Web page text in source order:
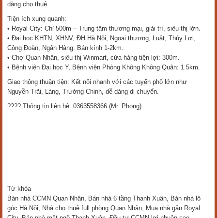
dàng cho thuê.
Tiện ích xung quanh:
• Royal City: Chỉ 500m – Trung tâm thương mại, giải trí, siêu thị lớn.
• Đại học KHTN, XHNV, ĐH Hà Nội, Ngoại thương, Luật, Thủy Lợi,
Công Đoàn, Ngân Hàng: Bán kính 1-2km.
• Chợ Quan Nhân, siêu thị Winmart, cửa hàng tiện lợi: 300m.
• Bệnh viện Đại học Y, Bệnh viện Phòng Không Không Quân: 1.5km.
Giao thông thuận tiện: Kết nối nhanh với các tuyến phố lớn như
Nguyễn Trãi, Láng, Trường Chinh, dễ dàng di chuyển.
???? Thông tin liên hệ: 0363558366 (Mr. Phong)
Từ khóa
Bán nhà CCMN Quan Nhân, Bán nhà 6 tầng Thanh Xuân, Bán nhà lô
góc Hà Nội, Nhà cho thuê full phòng Quan Nhân, Mua nhà gần Royal